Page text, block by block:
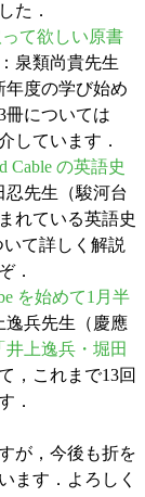
た．
て欲しい原書
泉類尚貴先生
年度の学び始め
冊については
しています．
Cable の英語史
忍先生（駿河台
れている英語史
いて詳しく解説
．
を始めて1月半
逸兵先生（慶應
井上逸兵・堀田
，これまで13回
．
が，今後も折を
ます．よろしく